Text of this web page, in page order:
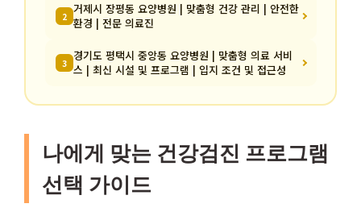
2 거제시 장평동 요양병원 | 맞춤형 건강 관리 | 안전한
환경 | 전문 의료진
3 경기도 평택시 중앙동 요양병원 | 맞춤형 의료 서비
스 | 최신 시설 및 프로그램 | 입지 조건 및 접근성
나에게 맞는 건강검진 프로그램
선택 가이드